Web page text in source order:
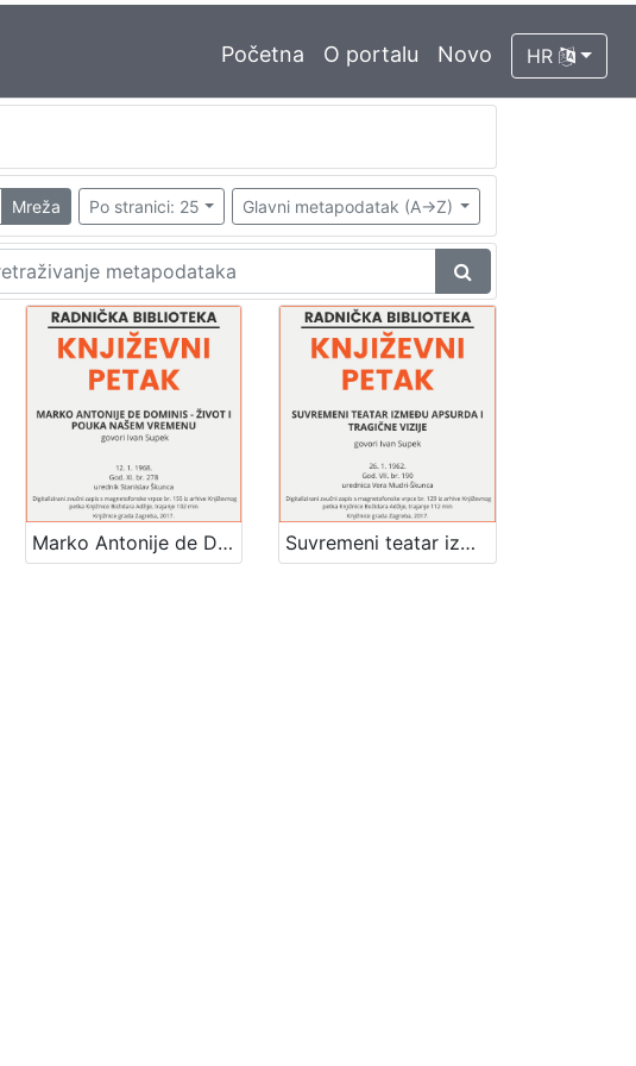
Početna O portalu Novo HR
Mreža Po stranici: 25 Glavni metapodatak (A->Z)
Marko Antonije de Dominis - život i pouka našem vremenu : Književni petak, 12. 1. 1968. / govori Ivan Supek ; urednik Stanislav Škunca Suvremeni teatar između apsurda i tragične vizije : Književni petak, 26. 1. 1962., Radnički dom, dvorana H / govori Ivan Supek ; urednica Vera Mudri-Škunca